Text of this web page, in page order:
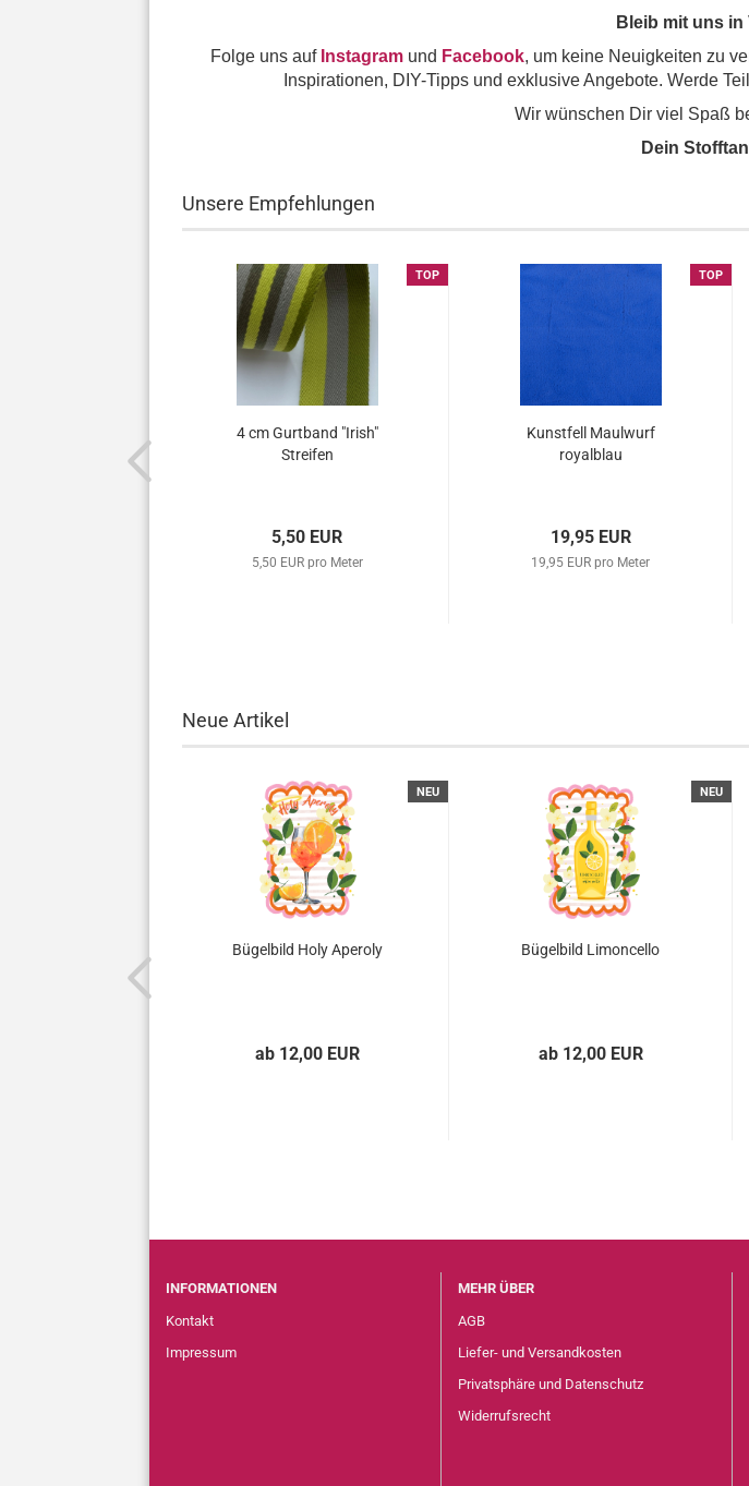
Bleib mit uns
Folge uns auf Instagramund Facebook, um keine Neuigkeiten zu
Inspirationen, DIY-Tipps und exklusive Angebote. Werde
Wir wünschen Dir viel Spaß
Dein
Unsere Empfehlungen
TOP
4 cm Gurtband "Irish"
Streifen
5,50 EUR
5,50 EUR pro Meter
TOP
Kunstfell Maulwurf
royalblau
19,95 EUR
19,95 EUR pro Meter
Neue Artikel
NEU
Bügelbild Holy Aperoly
ab 12,00 EUR
NEU
Bügelbild Limoncello
ab 12,00 EUR
INFORMATIONEN
Kontakt
Impressum
MEHR ÜBER
AGB
Liefer- und Versandkosten
Privatsphäre und Datenschutz
Widerrufsrecht